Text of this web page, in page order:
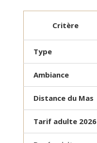
Critère
Type
Ambiance
Distance du Mas
Tarif adulte 2026